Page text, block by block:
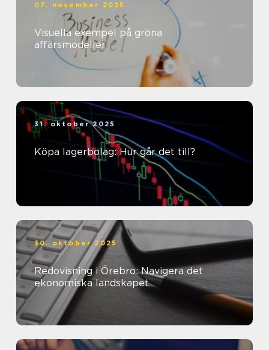
07. november 2025
Visuella exempel på gröna
affärsmodeller
31. oktober 2025
Köpa lagerbolag: Hur går det till?
30. oktober 2025
Redovisning i Örebro: Navigera det
ekonomiska landskapet